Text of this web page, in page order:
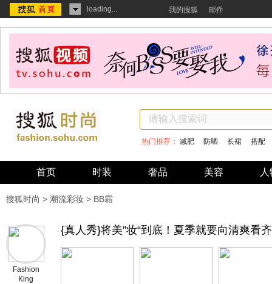
loading... 我的搜狐 邮件
热门推荐： 减肥 防晒 长裙 搭配
首页 时装 奢品 美容
搜狐时尚 > 潮流彩妆 > BB霜
Fashion
King
{真人秀}将美”妆“到底！夏季就要向清爽看齐